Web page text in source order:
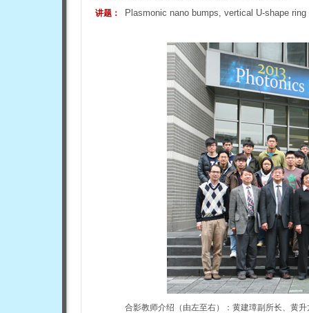
讲题： Plasmonic nano bumps, vertical U-shape
合影教师介绍（由左至右）：黄建璋副所长、黄